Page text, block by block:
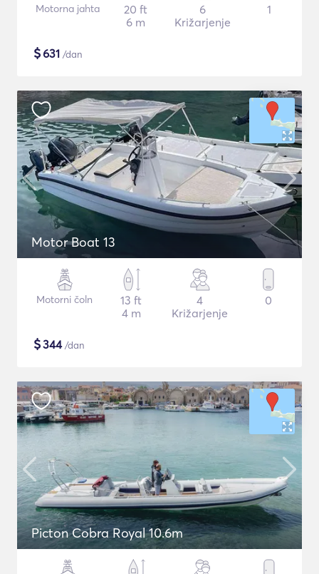
Motorna jahta
20 ft
6 m
6
Križarjenje
1
$631 /dan
Motor Boat 13
Motorni čoln
13 ft
4 m
4
Križarjenje
0
$344/dan
Picton Cobra Royal 10.6m